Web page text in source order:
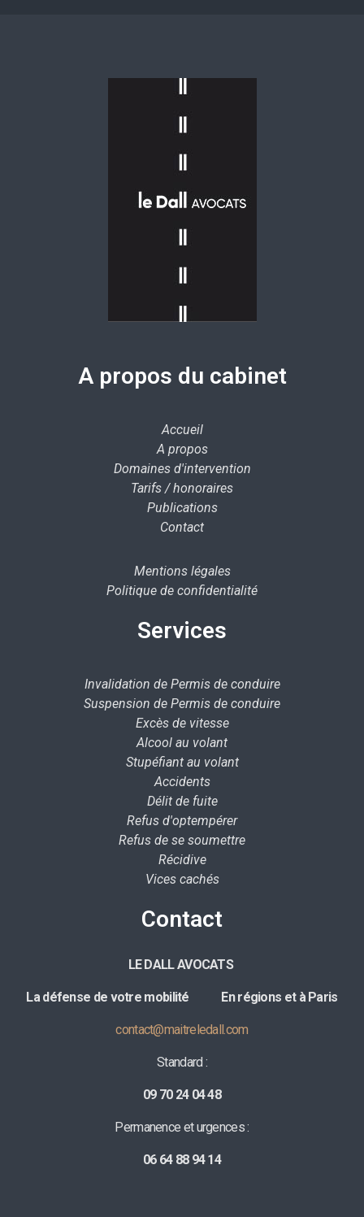
A propos du cabinet
Accueil
A propos
Domaines d'intervention
Tarifs / honoraires
Publications
Contact
Mentions légales
Politique de confidentialité
Services
Invalidation de Permis de conduire
Suspension de Permis de conduire
Excès de vitesse
Alcool au volant
Stupéfiant au volant
Accidents
Délit de fuite
Refus d'optempérer
Refus de se soumettre
Récidive
Vices cachés
Contact
LE DALL AVOCATS
La défense de votre mobilité En régions et à Paris
contact@maitreledall.com
Standard :
09 70 24 04 48
Permanence et urgences :
06 64 88 94 14